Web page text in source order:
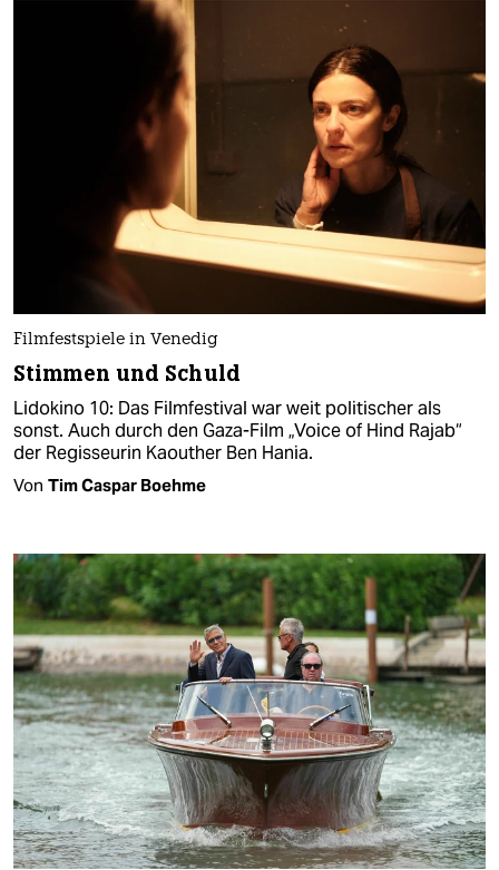
Filmfestspiele in Venedig
Stimmen und Schuld
Lidokino 10: Das Filmfestival war weit politischer als
sonst. Auch durch den Gaza-Film „Voice of Hind Rajab“
der Regisseurin Kaouther Ben Hania.
Von Tim Caspar Boehme